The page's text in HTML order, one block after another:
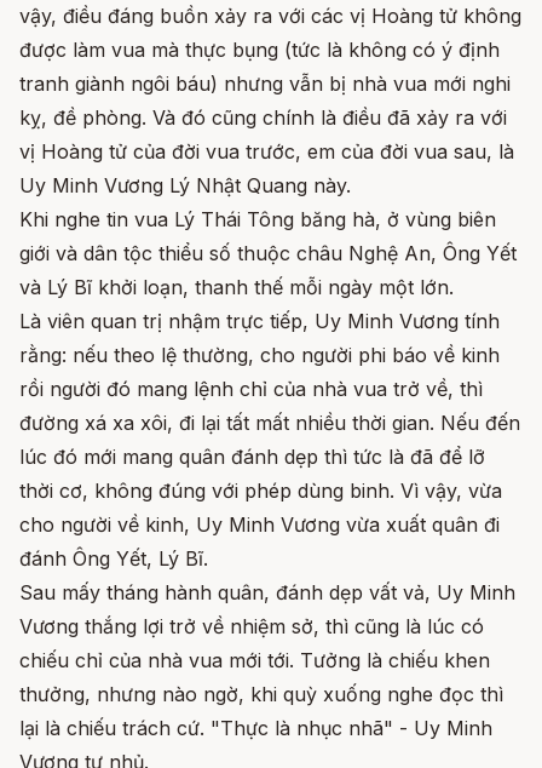
vậy, điều đáng buồn xảy ra với các vị Hoàng tử không
được làm vua mà thực bụng (tức là không có ý định
tranh giành ngôi báu) nhưng vẫn bị nhà vua mới nghi
kỵ, đề phòng. Và đó cũng chính là điều đã xảy ra với
vị Hoàng tử của đời vua trước, em của đời vua sau, là
Uy Minh Vương Lý Nhật Quang này.
Khi nghe tin vua Lý Thái Tông băng hà, ở vùng biên
giới và dân tộc thiểu số thuộc châu Nghệ An, Ông Yết
và Lý Bĩ khởi loạn, thanh thế mỗi ngày một lớn.
Là viên quan trị nhậm trực tiếp, Uy Minh Vương tính
rằng: nếu theo lệ thường, cho người phi báo về kinh
rồi người đó mang lệnh chỉ của nhà vua trở về, thì
đường xá xa xôi, đi lại tất mất nhiều thời gian. Nếu đến
lúc đó mới mang quân đánh dẹp thì tức là đã để lỡ
thời cơ, không đúng với phép dùng binh. Vì vậy, vừa
cho người về kinh, Uy Minh Vương vừa xuất quân đi
đánh Ông Yết, Lý Bĩ.
Sau mấy tháng hành quân, đánh dẹp vất vả, Uy Minh
Vương thắng lợi trở về nhiệm sở, thì cũng là lúc có
chiếu chỉ của nhà vua mới tới. Tưởng là chiếu khen
thưởng, nhưng nào ngờ, khi quỳ xuống nghe đọc thì
lại là chiếu trách cứ. "Thực là nhục nhã" - Uy Minh
Vương tự nhủ.